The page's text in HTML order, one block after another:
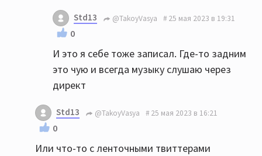
Std13 @TakoyVasya 25 мая 2023 в 19:31
0
И это я себе тоже записал. Где-то задним
это чую и всегда музыку слушаю через
директ
Std13 @TakoyVasya 25 мая 2023 в 16:21
0
Или что-то с ленточными твиттерами